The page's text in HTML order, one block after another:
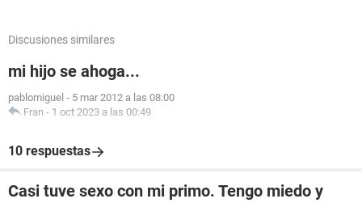
Discusiones similares
mi hijo se ahoga...
pablomiguel - 5 mar 2012 a las 08:00
Fran - 1 oct 2023 a las 00:49
10 respuestas
Casi tuve sexo con mi primo. Tengo miedo y